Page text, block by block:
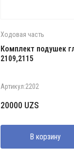
Ходовая часть
Комплект подушек
2109,2115
Артикул:2202
20000 UZS
В корзину